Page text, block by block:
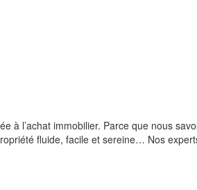
à l’achat immobilier. Parce que nous
fluide, facile et sereine… Nos